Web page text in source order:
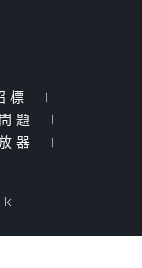
標
|
題
|
器
|